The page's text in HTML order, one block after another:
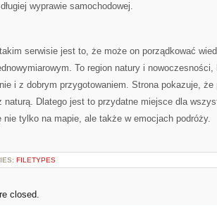
wyprawie samochodowej.
serwisie jest to, że może on porządkować
To region natury i
i z dobrym przygotowaniem. Strona pokazuje, że
naturą. Dlatego jest to przydatne miejsce dla
nie tylko na mapie, ale także w emocjach podróży.
FILETYPES
closed.